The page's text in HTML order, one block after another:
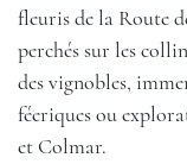
fleuris de la Route
perchés sur les
des vignobles,
féeriques ou
et Colmar.